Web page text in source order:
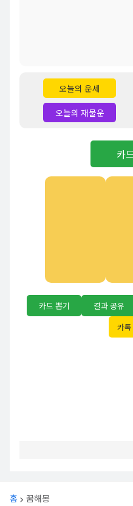
오늘의 운세
오늘의 재물운
카
카드 뽑기 결과 공유
카
홈 꿈해몽